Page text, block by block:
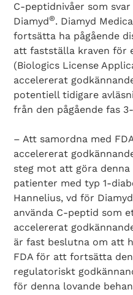
C-peptidnivåer som
Diamyd®. Diamyd
fortsätta ha pågående
att fastställa kraven för
(Biologics License
accelererat
potentiell tidigare
från den pågående fas
– Att samordna med
accelererat
steg mot att göra
patienter med typ 1-
Hannelius, vd för
använda C-peptid som
accelererat
är fast beslutna om att
FDA för att fortsätta
regulatoriskt
för denna lovande